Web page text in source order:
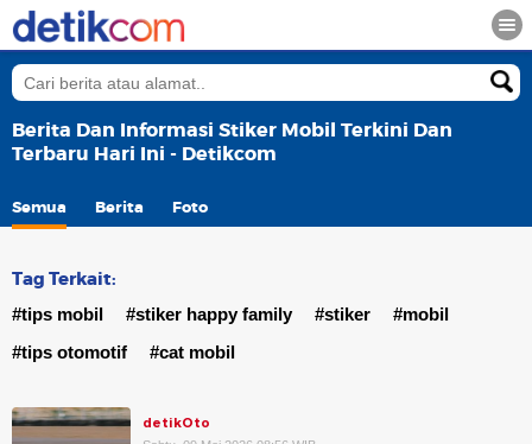
Berita Dan Informasi Stiker Mobil Terkini Dan
Terbaru Hari Ini - Detikcom
Semua Berita Foto
Tag Terkait:
#tips mobil #stiker happy family #stiker
#mobil
#tips otomotif
#cat mobil
detikOto